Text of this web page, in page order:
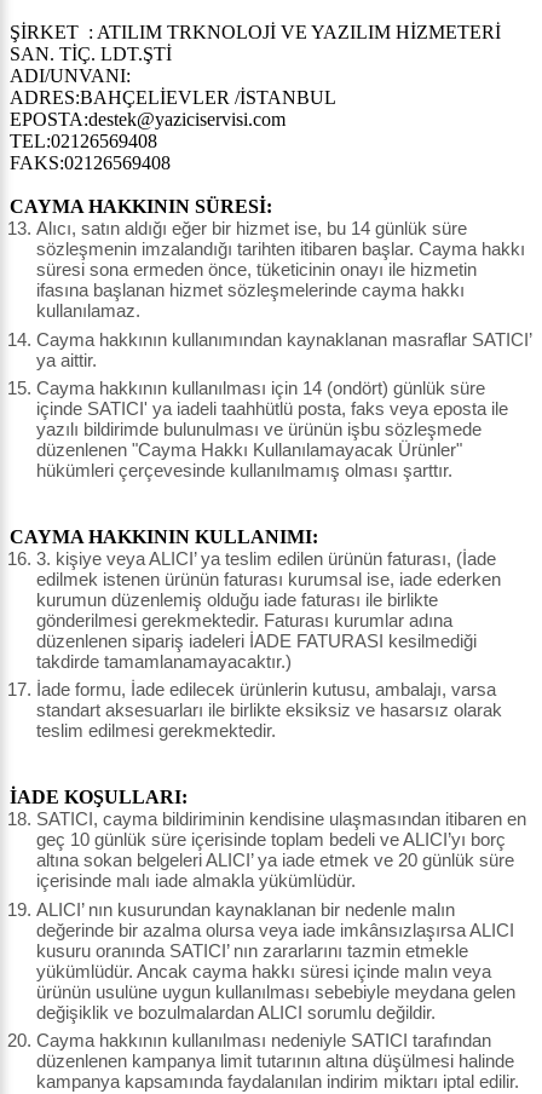
ŞİRKET : ATILIM TRKNOLOJİ VE YAZILIM HİZMETERİ
SAN. TİÇ. LDT.ŞTİ
ADI/UNVANI:
ADRES:BAHÇELİEVLER /İSTANBUL
EPOSTA:destek@yaziciservisi.com
TEL:02126569408
FAKS:02126569408
CAYMA HAKKININ SÜRESİ:
Alıcı, satın aldığı eğer bir hizmet ise, bu 14 günlük süre
sözleşmenin imzalandığı tarihten itibaren başlar. Cayma hakkı
süresi sona ermeden önce, tüketicinin onayı ile hizmetin
ifasına başlanan hizmet sözleşmelerinde cayma hakkı
kullanılamaz.
Cayma hakkının kullanımından kaynaklanan masraflar SATICI’
ya aittir.
Cayma hakkının kullanılması için 14 (ondört) günlük süre
içinde SATICI' ya iadeli taahhütlü posta, faks veya eposta ile
yazılı bildirimde bulunulması ve ürünün işbu sözleşmede
düzenlenen "Cayma Hakkı Kullanılamayacak Ürünler"
hükümleri çerçevesinde kullanılmamış olması şarttır.
CAYMA HAKKININ KULLANIMI:
3. kişiye veya ALICI’ ya teslim edilen ürünün faturası, (İade
edilmek istenen ürünün faturası kurumsal ise, iade ederken
kurumun düzenlemiş olduğu iade faturası ile birlikte
gönderilmesi gerekmektedir. Faturası kurumlar adına
düzenlenen sipariş iadeleri İADE FATURASI kesilmediği
takdirde tamamlanamayacaktır.)
İade formu, İade edilecek ürünlerin kutusu, ambalajı, varsa
standart aksesuarları ile birlikte eksiksiz ve hasarsız olarak
teslim edilmesi gerekmektedir.
İADE KOŞULLARI:
SATICI, cayma bildiriminin kendisine ulaşmasından itibaren en
geç 10 günlük süre içerisinde toplam bedeli ve ALICI’yı borç
altına sokan belgeleri ALICI’ ya iade etmek ve 20 günlük süre
içerisinde malı iade almakla yükümlüdür.
ALICI’ nın kusurundan kaynaklanan bir nedenle malın
değerinde bir azalma olursa veya iade imkânsızlaşırsa ALICI
kusuru oranında SATICI’ nın zararlarını tazmin etmekle
yükümlüdür. Ancak cayma hakkı süresi içinde malın veya
ürünün usulüne uygun kullanılması sebebiyle meydana gelen
değişiklik ve bozulmalardan ALICI sorumlu değildir.
Cayma hakkının kullanılması nedeniyle SATICI tarafından
düzenlenen kampanya limit tutarının altına düşülmesi halinde
kampanya kapsamında faydalanılan indirim miktarı iptal edilir.